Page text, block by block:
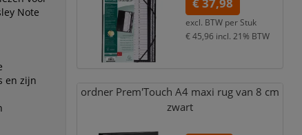
Note
en zijn
€ 37,98
excl. BTW per Stuk
€ 45,96 incl. 21% BTW
ordner Prem'Touch A4 maxi rug van 8 cm
zwart